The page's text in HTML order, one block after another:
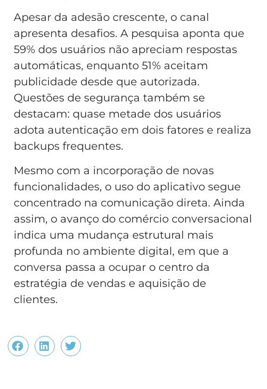
Apesar da adesão crescente, o canal
apresenta desafios. A pesquisa aponta que
59% dos usuários não apreciam respostas
automáticas, enquanto 51% aceitam
publicidade desde que autorizada.
Questões de segurança também se
destacam: quase metade dos usuários
adota autenticação em dois fatores e realiza
backups frequentes.
Mesmo com a incorporação de novas
funcionalidades, o uso do aplicativo segue
concentrado na comunicação direta. Ainda
assim, o avanço do comércio conversacional
indica uma mudança estrutural mais
profunda no ambiente digital, em que a
conversa passa a ocupar o centro da
estratégia de vendas e aquisição de
clientes.